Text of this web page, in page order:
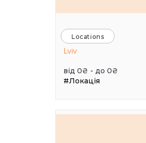
Locations
Lviv
від 0₴ - до 0₴
#Локація